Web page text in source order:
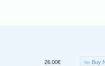
26.00€ Buy